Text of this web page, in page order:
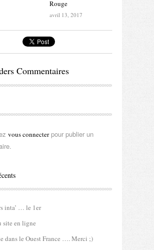
Rouge
avril 13, 2017
Commentaires
vous connecterpour publier un
inta’ … le 1er
site en ligne
dans le Ouest France …. Merci ;)